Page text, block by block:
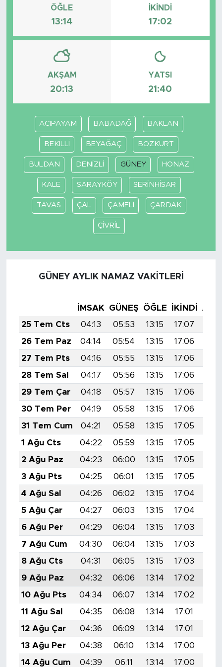
ÖĞLE
13:14
İKINDI
17:02
AKŞAM
20:13
YATSI
21:40
ACIPAYAM BABADAĞ BAKLAN
BEKİLLİ BEYAĞAÇ BOZKURT
BULDAN DENİZLİ GÜNEY HONAZ
KALE SARAYKÖY SERİNHİSAR
TAVAS ÇAL ÇAMELİ ÇARDAK
ÇİVRİL
GÜNEY AYLIK NAMAZ VAKITLERI
İMSAK GÜNEŞ ÖĞLE İKINDI
25 Tem Cts
04:13 05:53 13:15 17:07
26 Tem Paz
04:14 05:54 13:15 17:06
27 Tem Pts
04:16 05:55 13:15 17:06
28 Tem Sal
04:17 05:56 13:15 17:06
29 Tem Çar
04:18 05:57 13:15 17:06
30 Tem Per
04:19 05:58 13:15 17:06
31 Tem Cum
04:21 05:58 13:15 17:05
1 Ağu Cts
04:22 05:59 13:15 17:05
2 Ağu Paz
04:23 06:00 13:15 17:05
3 Ağu Pts
04:25 06:01 13:15 17:05
4 Ağu Sal
04:26 06:02 13:15 17:04
5 Ağu Çar
04:27 06:03 13:15 17:04
6 Ağu Per
04:29 06:04 13:15 17:03
7 Ağu Cum
04:30 06:04 13:15 17:03
8 Ağu Cts
04:31 06:05 13:15 17:03
9 Ağu Paz
04:32 06:06 13:14 17:02
10 Ağu Pts
04:34 06:07 13:14 17:02
11 Ağu Sal
04:35 06:08 13:14 17:01
12 Ağu Çar
04:36 06:09 13:14 17:01
13 Ağu Per
04:38 06:10 13:14 17:00
14 Ağu Cum
04:39 06:11 13:14 17:00